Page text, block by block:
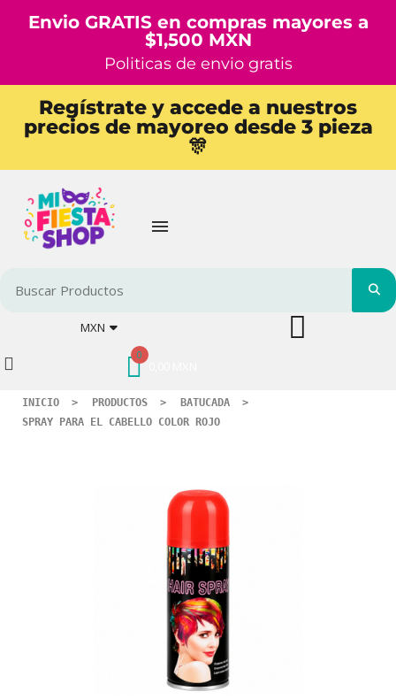
Envio GRATIS en compras mayores a
$1,500 MXN
Politicas de envio gratis
Regístrate y accede a nuestros
precios de mayoreo desde 3 pieza
🎊
MXN
INICIO PRODUCTOS
BATUCADA
SPRAY PARA EL CABELLO COLOR ROJO